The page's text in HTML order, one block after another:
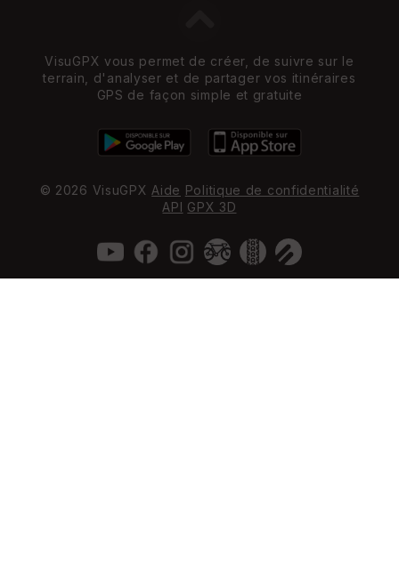
VisuGPX vous permet de créer, de suivre sur le
terrain, d'analyser et de partager vos itinéraires
GPS de façon simple et gratuite
© 2026 VisuGPX Aide Politique de confidentialité
API GPX 3D